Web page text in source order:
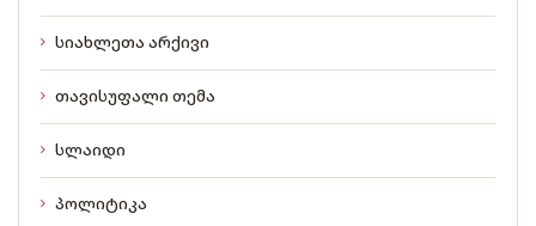
სიახლეთა არქივი
თავისუფალი თემა
სლაიდი
პოლიტიკა